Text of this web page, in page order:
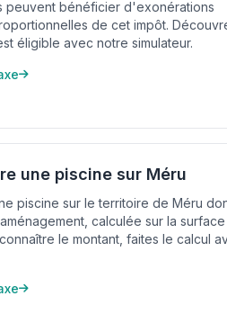
peuvent bénéficier d'exonérations
de cet impôt.
éligible avec notre simulateur.
une piscine sur Méru
piscine sur le territoire de Méru
calculée sur la
le montant, faites le calcul